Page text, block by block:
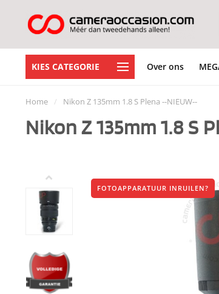
KIES CATEGORIE Over ons
Home / Nikon Z 135mm 1.8 S Plena --NIEUW--
Nikon Z 135mm 1.8 S
FOTOAPPARATUUR INRUILEN?